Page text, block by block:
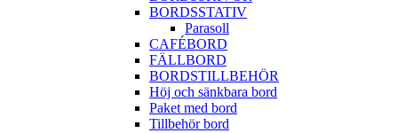
BORDSSTATIV
Parasoll
CAFÉBORD
FÄLLBORD
BORDSTILLBEHÖR
Höj och sänkbara bord
Paket med bord
Tillbehör bord